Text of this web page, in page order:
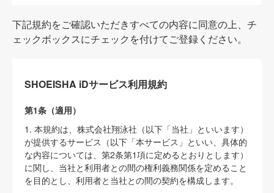
下記規約をご確認いただきすべての内容に同意の上、チ
ェックボックスにチェックを付けてご登録ください。
SHOEISHA iDサービス利用規約
第1条（適用）
1. 本規約は、株式会社翔泳社（以下「当社」といいます）
が提供するサービス（以下「本サービス」といい、具体的
な内容については、第2条第1項に定めるとおりとします）
に関し、当社と利用者との間の権利義務関係を定めること
を目的とし、利用者と当社との間の契約を構成します。